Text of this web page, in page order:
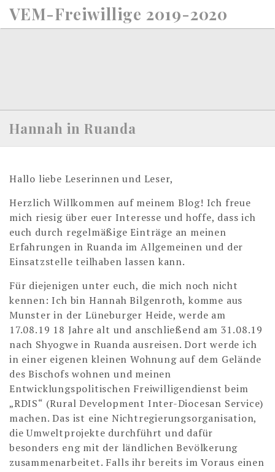
o
VEM-Freiwillige 2019-2020
Hannah in Ruanda
Hallo liebe Leserinnen und Leser,
Herzlich Willkommen auf meinem Blog! Ich freue
mich riesig über euer Interesse und hoffe, dass ich
euch durch regelmäßige Einträge an meinen
Erfahrungen in Ruanda im Allgemeinen und der
Einsatzstelle teilhaben lassen kann.
Für diejenigen unter euch, die mich noch nicht
kennen: Ich bin Hannah Bilgenroth, komme aus
Munster in der Lüneburger Heide, werde am
17.08.19 18 Jahre alt und anschließend am 31.08.19
nach Shyogwe in Ruanda ausreisen. Dort werde ich
in einer eigenen kleinen Wohnung auf dem Gelände
des Bischofs wohnen und meinen
Entwicklungspolitischen Freiwilligendienst beim
„RDIS“ (Rural Development Inter-Diocesan Service)
machen. Das ist eine Nichtregierungsorganisation,
die Umweltprojekte durchführt und dafür
besonders eng mit der ländlichen Bevölkerung
zusammenarbeitet. Falls ihr bereits im Voraus einen